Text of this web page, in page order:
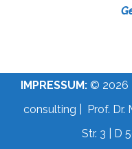
IMPRESSUM:© 2026
consulting | Prof. Dr.
Str. 3 | D